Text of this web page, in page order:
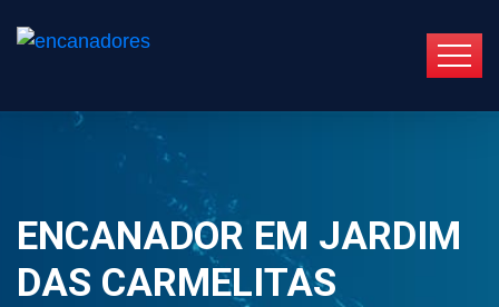
ENCANADOR EM JARDIM
DAS CARMELITAS